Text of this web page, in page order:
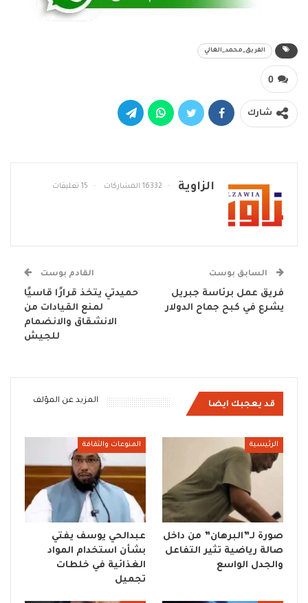
الفريق_محمد_الغالي
0
شارك
الزاوية 16332 المشاركات 15 تعليقات
السابق بوست
فريق عمل برئاسة جبريل
يشرع في كبح جماح الدولار
القادم بوست
حميدتي يتخذ قرارًا قاسيًا
لمنع القيادات من
الانشقاق والانضمام
للجيش
قد يعجبك ايضا المزيد عن المؤلف
الرئيسية
صورة لـ”البرهان” من داخل
صالة رياضية تثير التفاعل
والجدل الواسع
المنوعات والثقافة
عبدالحي يوسف يفتي
بشأن استخدام المواد
الغذائية في خلطات
تجميل